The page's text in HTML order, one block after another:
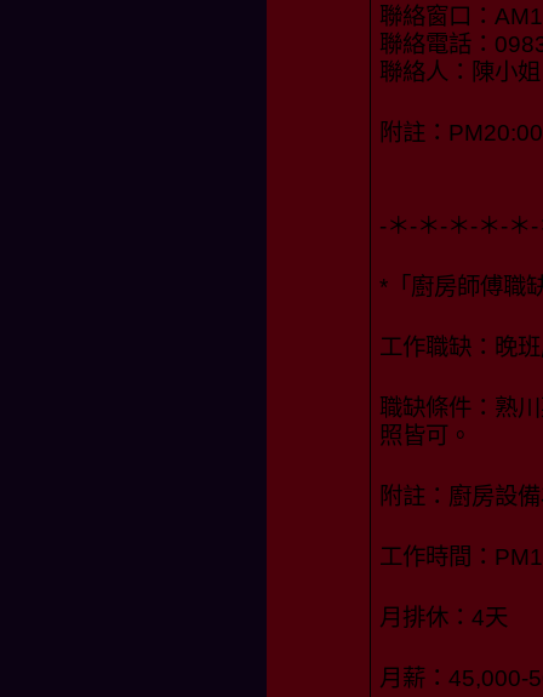
聯絡窗口：
聯絡電話：
聯絡人：陳小姐
附註：
-＊-＊-＊-＊-＊
*「廚房師傅職
工作職缺：晚
職缺條件：熟
照皆可。
附註：廚房設
工作時間：
月排休：4天
月薪：45,000-